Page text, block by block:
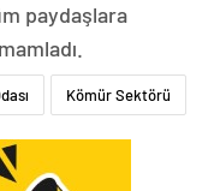
paydaşlara
Kömür Sektörü